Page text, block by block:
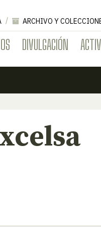
DIVULGACIÓN
ARCHIVO Y